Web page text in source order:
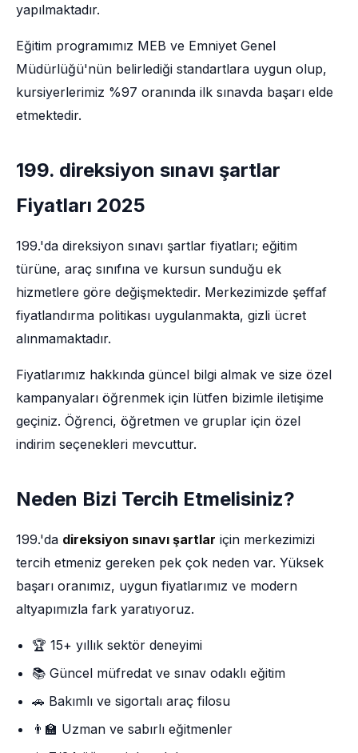
yapılmaktadır.
Eğitim programımız MEB ve Emniyet Genel
Müdürlüğü'nün belirlediği standartlara uygun olup,
kursiyerlerimiz %97 oranında ilk sınavda başarı elde
etmektedir.
199. direksiyon sınavı şartlar
Fiyatları 2025
199.'da direksiyon sınavı şartlar fiyatları; eğitim
türüne, araç sınıfına ve kursun sunduğu ek
hizmetlere göre değişmektedir. Merkezimizde şeffaf
fiyatlandırma politikası uygulanmakta, gizli ücret
alınmamaktadır.
Fiyatlarımız hakkında güncel bilgi almak ve size özel
kampanyaları öğrenmek için lütfen bizimle iletişime
geçiniz. Öğrenci, öğretmen ve gruplar için özel
indirim seçenekleri mevcuttur.
Neden Bizi Tercih Etmelisiniz?
199.'da direksiyon sınavı şartlar için merkezimizi
tercih etmeniz gereken pek çok neden var. Yüksek
başarı oranımız, uygun fiyatlarımız ve modern
altyapımızla fark yaratıyoruz.
🏆 15+ yıllık sektör deneyimi
📚 Güncel müfredat ve sınav odaklı eğitim
🚗 Bakımlı ve sigortalı araç filosu
👨‍🏫 Uzman ve sabırlı eğitmenler